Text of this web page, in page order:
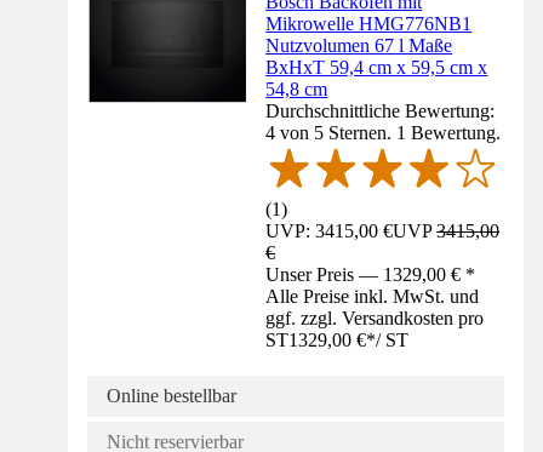
Mikrowelle HMG776NB1
Nutzvolumen 67 l Maße
BxHxT 59,4 cm x 59,5 cm x
54,8 cm
Durchschnittliche Bewertung:
4 von 5 Sternen. 1 Bewertung.
(1)
UVP: 3415,00 €UVP3415,00
€
Unser Preis — 1329,00 € *
Alle Preise inkl. MwSt. und
ggf. zzgl. Versandkosten pro
ST1329,00 €*/ ST
Online bestellbar
Nicht reservierbar